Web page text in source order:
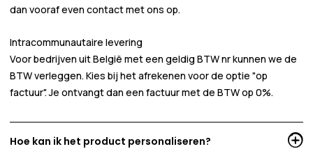
dan vooraf even contact met ons op.
Intracommunautaire levering
Voor bedrijven uit België met een geldig BTW nr kunnen we de
BTW verleggen. Kies bij het afrekenen voor de optie "op
factuur". Je ontvangt dan een factuur met de BTW op 0%.
Hoe kan ik het product personaliseren?